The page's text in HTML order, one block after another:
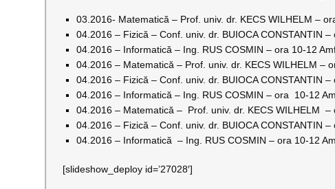
03.2016- Matematică – Prof. univ. dr. KECS WILHELM –
04.2016 – Fizică – Conf. univ. dr. BUIOCA CONSTANTIN –
04.2016 – Informatică – Ing. RUS COSMIN – ora 10-12
04.2016 – Matematică – Prof. univ. dr. KECS WILHELM –
04.2016 – Fizică – Conf. univ. dr. BUIOCA CONSTANTIN –
04.2016 – Informatică – Ing. RUS COSMIN – ora 10-12
04.2016 – Matematică – Prof. univ. dr. KECS WILHELM –
04.2016 – Fizică – Conf. univ. dr. BUIOCA CONSTANTIN –
04.2016 – Informatică – Ing. RUS COSMIN – ora 10-12
[slideshow_deploy id=’27028′]